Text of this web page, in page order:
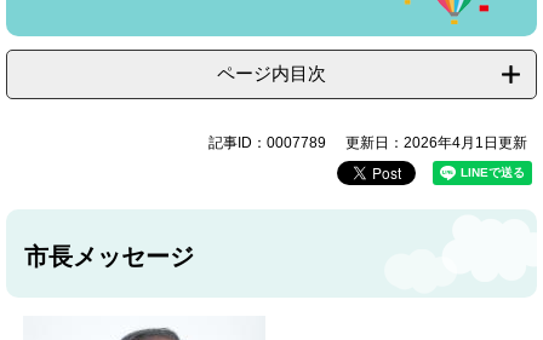
ページ内目次
記事ID：0007789 更新日：2026年4月1日更新
市長メッセージ